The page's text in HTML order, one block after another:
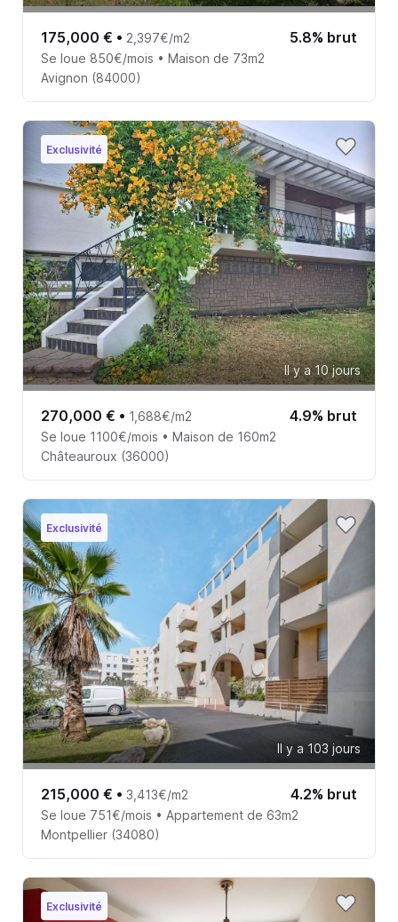
175,000 € • 2,397€/m2 5.8% brut
Se loue 850€/mois • Maison de 73m2
Avignon (84000)
Exclusivité
Il y a 10 jours
270,000 € • 1,688€/m2 4.9% brut
Se loue 1100€/mois • Maison de 160m2
Châteauroux (36000)
Exclusivité
Il y a 103 jours
215,000 € • 3,413€/m2 4.2% brut
Se loue 751€/mois • Appartement de 63m2
Montpellier (34080)
Exclusivité